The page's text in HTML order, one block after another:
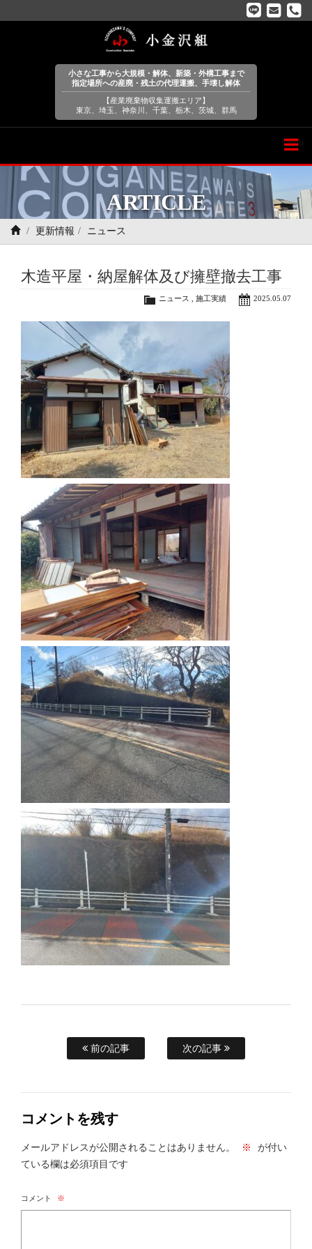
小さな工事から大規模・解体、新築・外構工事まで
指定場所への産廃・残土の代理運搬、手壊し解体
【産業廃棄物収集運搬エリア】
東京、埼玉、神奈川、千葉、栃木、茨城、群馬
Menu
ARTICLE
更新情報 ニュース
木造平屋・納屋解体及び擁壁撤去工事
2025.05.07
ニュース 施工実績
前の記事 次の記事
コメントを残す
メールアドレスが公開されることはありません。 ※
が付い
ている欄は必須項目です
コメント ※